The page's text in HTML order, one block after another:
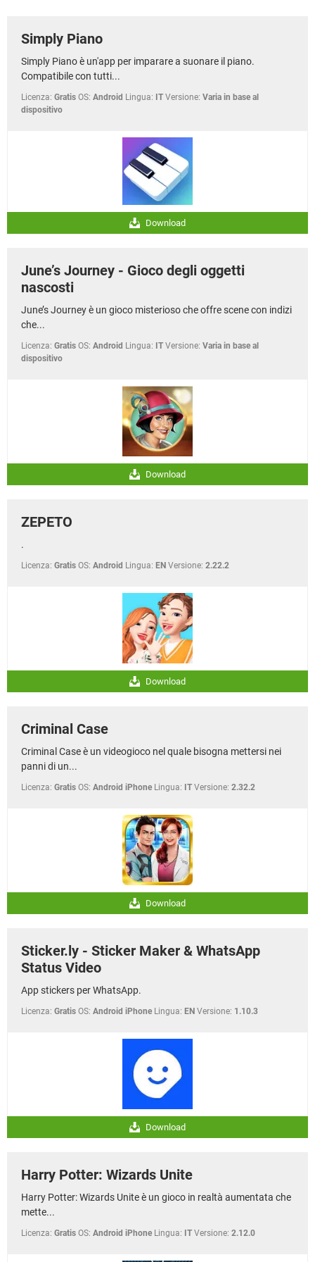
Simply Piano
Simply Piano è un'app per imparare a suonare il piano.
Compatibile con tutti...
Licenza: Gratis OS: Android Lingua: IT Versione: Varia in base al
dispositivo
Download
June’s Journey - Gioco degli oggetti
nascosti
June’s Journey è un gioco misterioso che offre scene con indizi
che...
Licenza: Gratis OS: Android Lingua: IT Versione: Varia in base al
dispositivo
Download
ZEPETO
.
Licenza: Gratis OS: Android Lingua: EN Versione: 2.22.2
Download
Criminal Case
Criminal Case è un videogioco nel quale bisogna mettersi nei
panni di un...
Licenza: Gratis OS: Android iPhone Lingua: IT Versione: 2.32.2
Download
Sticker.ly - Sticker Maker & WhatsApp
Status Video
App stickers per WhatsApp.
Licenza: Gratis OS: Android iPhone Lingua: EN Versione: 1.10.3
Download
Harry Potter: Wizards Unite
Harry Potter: Wizards Unite è un gioco in realtà aumentata che
mette...
Licenza: Gratis OS: Android iPhone Lingua: IT Versione: 2.12.0